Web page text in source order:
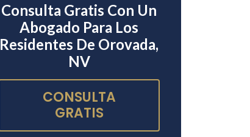
Consulta Gratis Con Un
Abogado Para Los
Residentes De Orovada,
NV
CONSULTA
GRATIS